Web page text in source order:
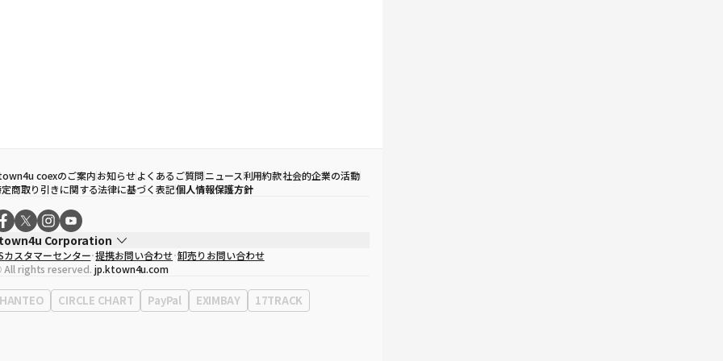
coexのご案内お知らせよくあるご質問ニュース利用約款社会的企業の活動
商取り引きに関する法律に基づく表記個人情報保護方針
Corporation
取締役
ソン・ヒョミン
業者登録番号120-87-71116
0120-23-7523
務所住所
ソウル特別市江南区永東大路513、3階(三成洞、coex)
カスタマーセンター 提携お問い合わせ 卸売りお問い合わせ
rights reserved. jp.ktown4u.com
HANTEO CIRCLE CHART PayPal EXIMBAY 17TRACK